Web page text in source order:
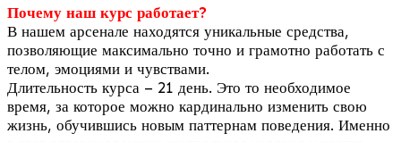
Почему наш курс работает?
В нашем арсенале находятся уникальные средства,
позволяющие максимально точно и грамотно работать с
телом, эмоциями и чувствами.
Длительность курса – 21 день. Это то необходимое
время, за которое можно кардинально изменить свою
жизнь, обучившись новым паттернам поведения. Именно